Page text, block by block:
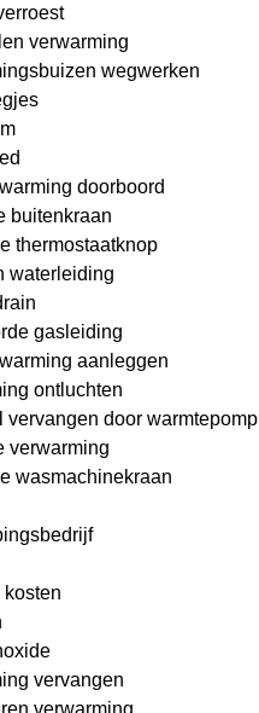
verwarming
wegwerken
doorboord
buitenkraan
thermostaatknop
waterleiding
gasleiding
aanleggen
ontluchten
vervangen door warmtepomp
verwarming
wasmachinekraan
vervangen
verwarming